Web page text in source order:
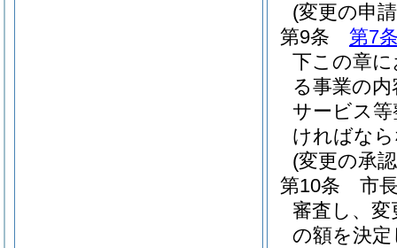
(変更の申
第9条
第7
下この章
る事業の
サービス
ければな
(変更の承
第10条
市
審査し、
の額を決定